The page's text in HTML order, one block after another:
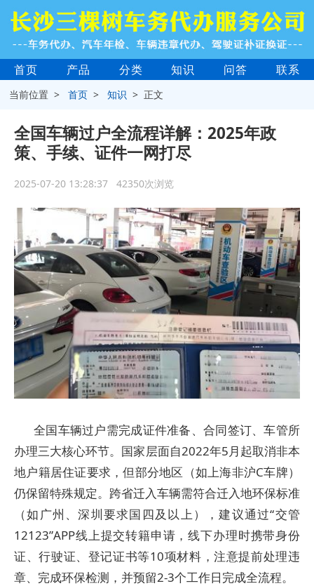
首页 产品 分类 知识 问答 联系
当前位置 >首页 >知识 > 正文
全国车辆过户全流程详解：2025年政
策、手续、证件一网打尽
2025-07-20 13:28:37 42350次浏览
全国车辆过户需完成证件准备、合同签订、车管所
办理三大核心环节。国家层面自2022年5月起取消非本
地户籍居住证要求，但部分地区（如上海非沪C车牌）
仍保留特殊规定。跨省迁入车辆需符合迁入地环保标准
（如广州、深圳要求国四及以上），建议通过“交管
12123”APP线上提交转籍申请，线下办理时携带身份
证、行驶证、登记证书等10项材料，注意提前处理违
章、完成环保检测，并预留2-3个工作日完成全流程。